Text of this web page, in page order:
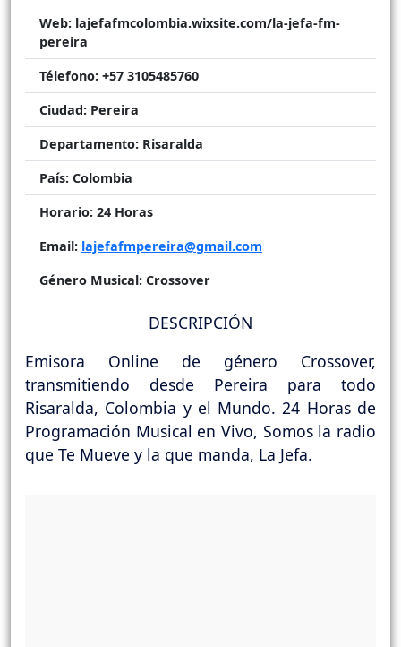
Web: lajefafmcolombia.wixsite.com/la-jefa-fm-
pereira
Télefono: +57 3105485760
Ciudad: Pereira
Departamento: Risaralda
País: Colombia
Horario: 24 Horas
Email: lajefafmpereira@gmail.com
Género Musical: Crossover
DESCRIPCIÓN
Emisora Online de género Crossover,
transmitiendo desde Pereira para todo
Risaralda, Colombia y el Mundo. 24 Horas de
Programación Musical en Vivo, Somos la radio
que Te Mueve y la que manda, La Jefa.